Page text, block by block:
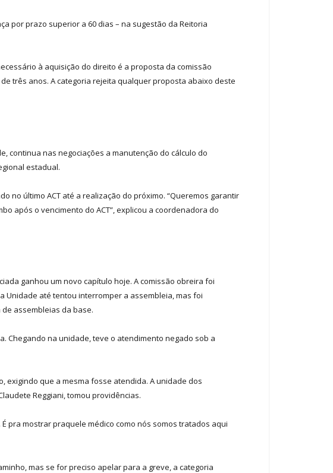
por prazo superior a 60 dias – na sugestão da Reitoria
à aquisição do direito é a proposta da comissão
três anos. A categoria rejeita qualquer proposta abaixo deste
continua nas negociações a manutenção do cálculo do
estadual.
no último ACT até a realização do próximo. “Queremos garantir
após o vencimento do ACT”, explicou a coordenadora do
ganhou um novo capítulo hoje. A comissão obreira foi
até tentou interromper a assembleia, mas foi
assembleias da base.
Chegando na unidade, teve o atendimento negado sob a
que a mesma fosse atendida. A unidade dos
Reggiani, tomou providências.
pra mostrar praquele médico como nós somos tratados aqui
mas se for preciso apelar para a greve, a categoria